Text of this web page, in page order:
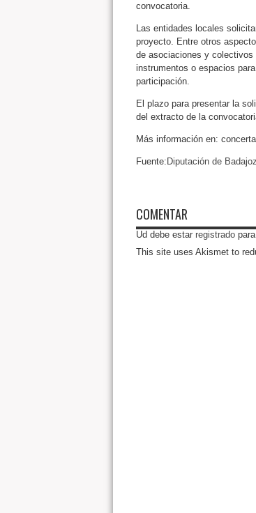
convocatoria.
Las entidades locales
proyecto. Entre otros
de asociaciones y
instrumentos o espacios
participación.
El plazo para presentar la
del extracto de la
Más información en:
Fuente: Diputación de
COMENTAR
Ud debe estar registradopara
This site uses Akismet to